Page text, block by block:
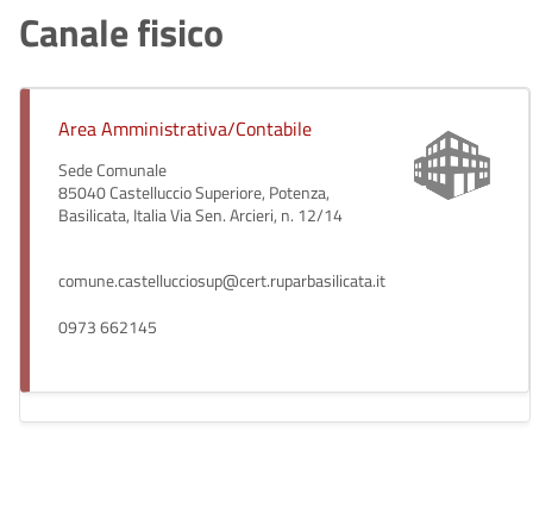
Canale fisico
Area Amministrativa/Contabile
Sede Comunale
85040 Castelluccio Superiore, Potenza,
Basilicata, Italia Via Sen. Arcieri, n. 12/14
comune.castellucciosup@cert.ruparbasilicata.it
0973 662145